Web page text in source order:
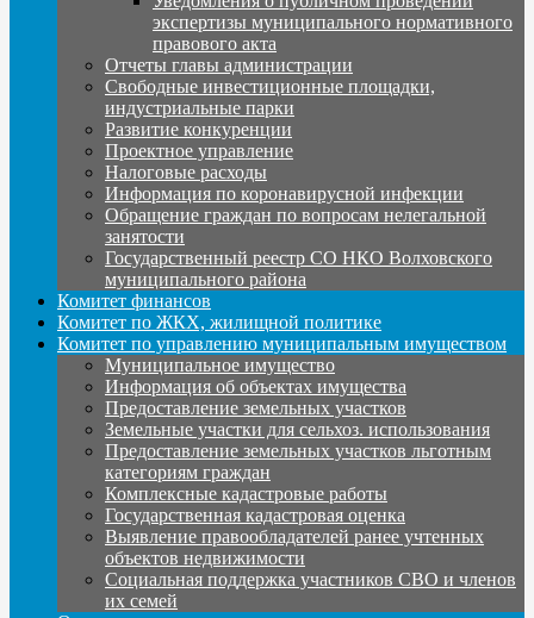
экспертизы муниципального нормативного
правового акта
Отчеты главы администрации
Свободные инвестиционные площадки,
индустриальные парки
Развитие конкуренции
Проектное управление
Налоговые расходы
Информация по коронавирусной инфекции
Обращение граждан по вопросам нелегальной
занятости
Государственный реестр СО НКО Волховского
муниципального района
Комитет финансов
Комитет по ЖКХ, жилищной политике
Комитет по управлению муниципальным имуществом
Муниципальное имущество
Информация об объектах имущества
Предоставление земельных участков
Земельные участки для сельхоз. использования
Предоставление земельных участков льготным
категориям граждан
Комплексные кадастровые работы
Государственная кадастровая оценка
Выявление правообладателей ранее учтенных
объектов недвижимости
Социальная поддержка участников СВО и членов
их семей